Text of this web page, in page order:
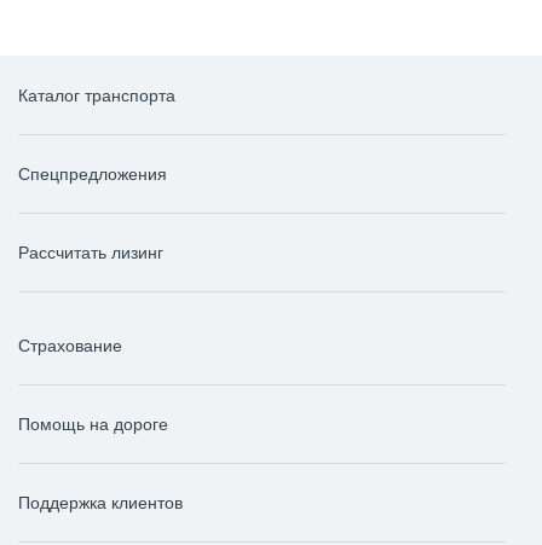
Каталог транспорта
Спецпредложения
Рассчитать лизинг
Страхование
Помощь на дороге
Поддержка клиентов